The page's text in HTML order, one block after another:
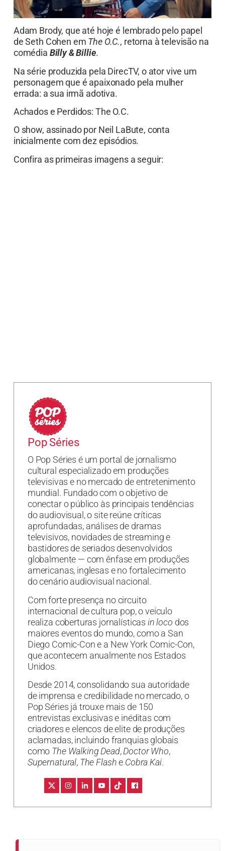
Adam Brody, que até hoje é lembrado pelo papel
de Seth Cohen em The O.C., retorna à televisão na
comédia Billy & Billie.
Na série produzida pela DirecTV, o ator vive um
personagem que é apaixonado pela mulher
errada: a sua irmã adotiva.
Achados e Perdidos: The O.C.
O show, assinado por Neil LaBute, conta
inicialmente com dez episódios.
Confira as primeiras imagens a seguir:
Pop Séries
O Pop Séries é um portal de jornalismo
cultural especializado em produções
televisivas e no mercado de entretenimento
mundial. Fundado com o objetivo de
conectar o público às principais tendências
do audiovisual, o site reúne críticas
aprofundadas, análises de dramas
televisivos, novidades de streaming e
bastidores de seriados desenvolvidos
globalmente — com ênfase em produções
americanas, inglesas e no fortalecimento
do cenário audiovisual nacional.
Com forte presença no circuito
internacional de cultura pop, o veículo
realiza coberturas jornalísticas in loco dos
maiores eventos do mundo, como a San
Diego Comic-Con e a New York Comic-Con,
que acontecem anualmente nos Estados
Unidos.
Desde 2014, consolidando sua autoridade
de imprensa e credibilidade no mercado, o
Pop Séries já trouxe mais de 150
entrevistas exclusivas e inéditas com
criadores e elencos de elite de produções
aclamadas, incluindo franquias globais
como The Walking Dead,Doctor Who,
Supernatural, The Flashe Cobra Kai.